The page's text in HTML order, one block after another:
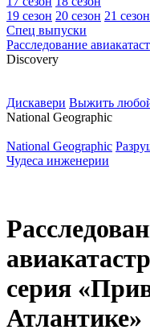
19 сезон 20 сезон 21 сезон
Спец выпуски
Расследование
Discovery
Дискавери Выжить
National Geographic
National Geographic
Чудеса инженерии
серия
Атлантике»